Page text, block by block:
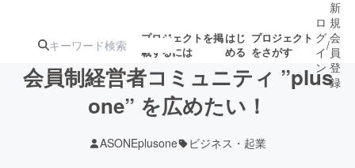
プロジェクトを掲
載するには
はじ
める
プロジェクト
をさがす
ターン
ジェクト
募集終了が近いプ
ロジェクト
ロ
グ
イ
ン
/
新
規
会
員
登
録
会員制経営者コミュニティ ”plus
one” を広めたい！
ASONEplusone ビジネス・起業